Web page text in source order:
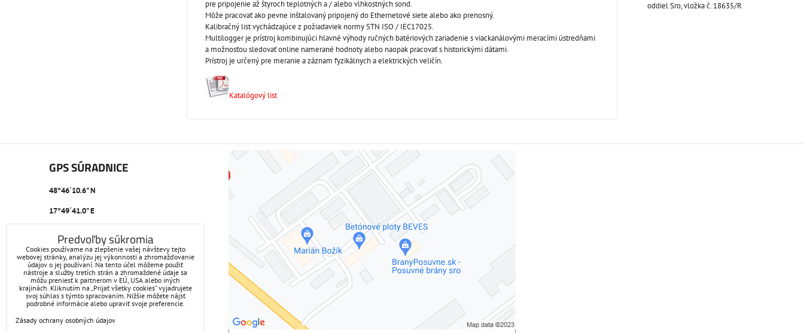
pre pripojenie až štyroch teplotných a / alebo vlhkostných sond.
Môže pracovať ako pevne inštalovaný pripojený do Ethernetové siete alebo ako prenosný.
Kalibračný list vychádzajúce z požiadaviek normy STN ISO / IEC17025.
Multilogger je prístroj kombinujúci hlavné výhody ručných batériových zariadenie s viackanálovými meracími ústredňami
a možnosťou sledovať online namerané hodnoty alebo naopak pracovať s historickými dátami.
Prístroj je určený pre meranie a záznam fyzikálnych a elektrických veličín.
Katalógový list
oddiel Sro, vložka č. 18635/R
GPS SÚRADNICE
48°46´10.6" N
17°49´41.0" E
Externý obsah je blokovaný Voľbami súkromia
Prajete si načítať externý obsah?
Povoliť tentokrát
Povoliť a zapamätať - súhlas s druhom cookie: Funkčné
Otvoriť obsah v novom okne
Predvoľby súkromia
Cookies používame na zlepšenie vašej návštevy tejto
webovej stránky, analýzu jej výkonnosti a zhromažďovanie
údajov o jej používaní. Na tento účel môžeme použiť
nástroje a služby tretích strán a zhromaždené údaje sa
môžu preniesť k partnerom v EÚ, USA alebo iných
krajinách. Kliknutím na „Prijať všetky cookies“ vyjadrujete
svoj súhlas s týmto spracovaním. Nižšie môžete nájsť
podrobné informácie alebo upraviť svoje preferencie.
Zásady ochrany osobných údajov